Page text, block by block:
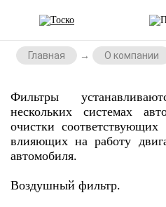
Главная О компании
Фильтры
нескольких системах
очистки
влияющих на работу
автомобиля.
Воздушный фильтр.